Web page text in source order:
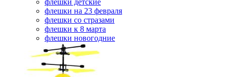
флешки детские
флешки на 23 февраля
флешки со стразами
флешки к 8 марта
флешки новогодние